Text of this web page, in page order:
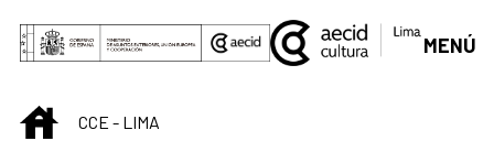
Saut au contenu principal
MENÚ
INICIOCCE - LIMA